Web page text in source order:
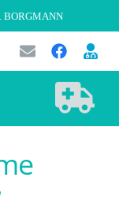
BORGMANN